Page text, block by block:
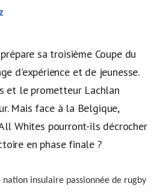
sa troisième Coupe du
d'expérience et de jeunesse.
et le prometteur Lachlan
Mais face à la Belgique,
Whites pourront-ils décrocher
en phase finale ?
insulaire passionnée de rugby